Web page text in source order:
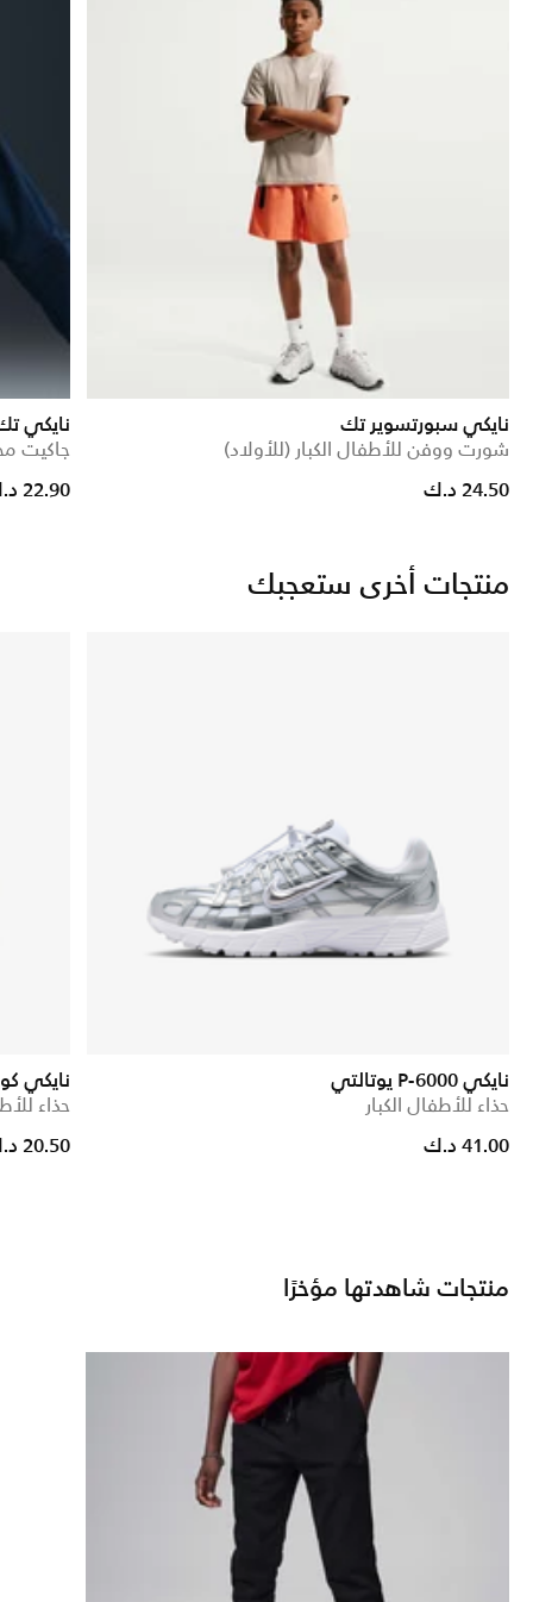
نايكي سبورتسوير تك
شورت ووفن للأطفال الكبار (للأولاد)
24.50 د.ك
نايكي
جاكيت
from
22.90 د.ك
منتجات أخرى ستعجبك
نايكي P-6000 يوتالتي
حذاء للأطفال الكبار
41.00 د.ك
نايكي
حذاء
20.50 د.ك
منتجات شاهدتها مؤخرًا